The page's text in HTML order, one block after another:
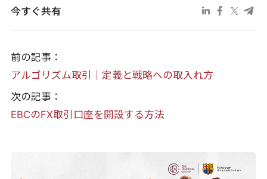
今すぐ共有
前の記事：
アルゴリズム取引｜定義と戦略への取入れ方
次の記事：
EBCのFX取引口座を開設する方法